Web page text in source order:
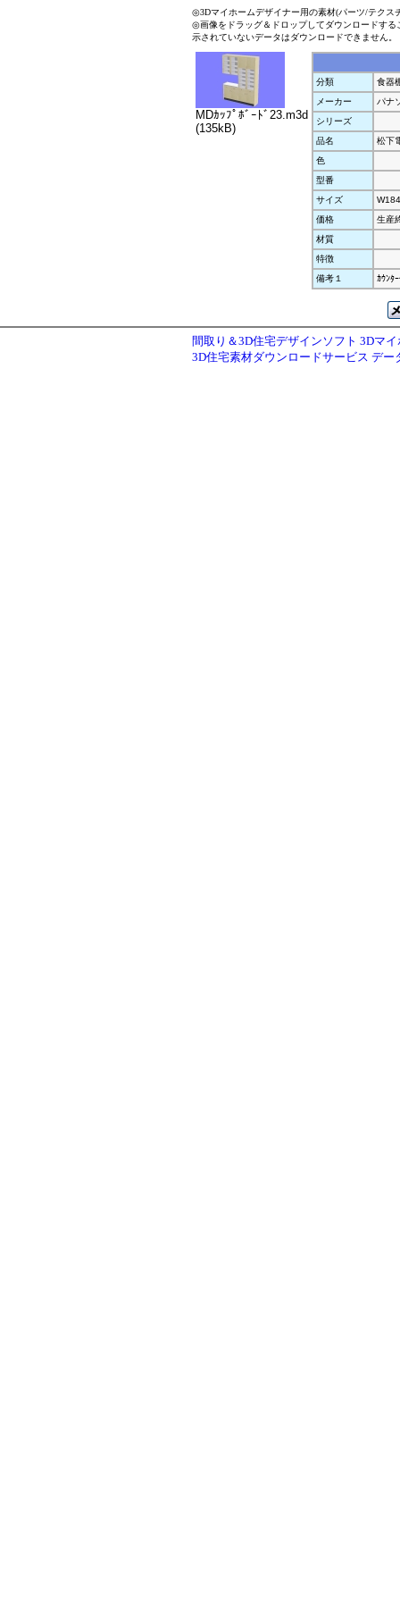
◎3Dマイホームデザイナー用の素材(パーツ/テクス
◎画像をドラッグ＆ドロップしてダウンロードす
示されていないデータはダウンロードできません。
MDｶｯﾌﾟﾎﾞｰﾄﾞ23.m3d
(135kB)
分類
食器
メーカー
パナ
シリーズ
品名
松下
色
型番
サイズ
価格
生産
材質
特徴
備考１
ｶｳﾝﾀ
間取り＆3D住宅デザインソフト 3Dマ
3D住宅素材ダウンロードサービス デー